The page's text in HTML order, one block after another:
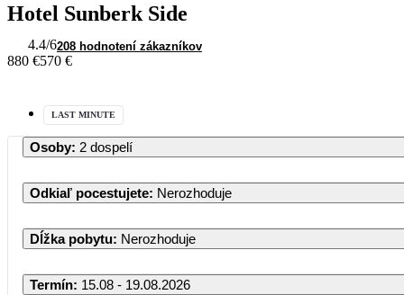
Hotel Sunberk Side
4.4/6208 hodnotení zákazníkov
880 €570 €
LAST MINUTE
Osoby: 2 dospelí
Odkiaľ pocestujete: Nerozhoduje
Dĺžka pobytu: Nerozhoduje
Termín: 15.08 - 19.08.2026